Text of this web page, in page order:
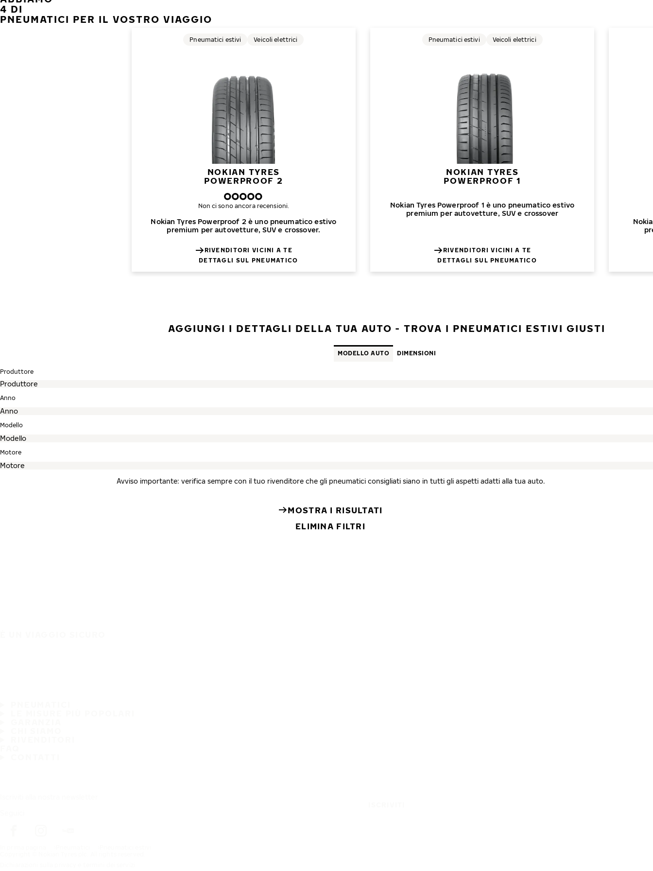
4 DI
PNEUMATICI PER IL VOSTRO VIAGGIO
NOKIAN TYRES
POWERPROOF 2
Nokian Tyres Powerproof 2 è uno pneumatico estivo
premium per autovetture, SUV e crossover.
Pneumatici estivi Veicoli elettrici
Non ci sono ancora recensioni.
RIVENDITORI VICINI A TE
DETTAGLI SUL PNEUMATICO
NOKIAN TYRES
POWERPROOF 1
Nokian Tyres Powerproof 1 è uno pneumatico estivo
premium per autovetture, SUV e crossover
Pneumatici estivi Veicoli elettrici
RIVENDITORI VICINI A TE
DETTAGLI SUL PNEUMATICO
AGGIUNGI I DETTAGLI DELLA TUA AUTO - TROVA I PNEUMATICI ESTIVI GIUSTI
MODELLO AUTO DIMENSIONI
Produttore
Anno
Modello
Motore
Avviso importante: verifica sempre con il tuo rivenditore che gli pneumatici consigliati siano in tutti gli aspetti adatti alla tua auto.
MOSTRA I RISULTATI
ELIMINA FILTRI